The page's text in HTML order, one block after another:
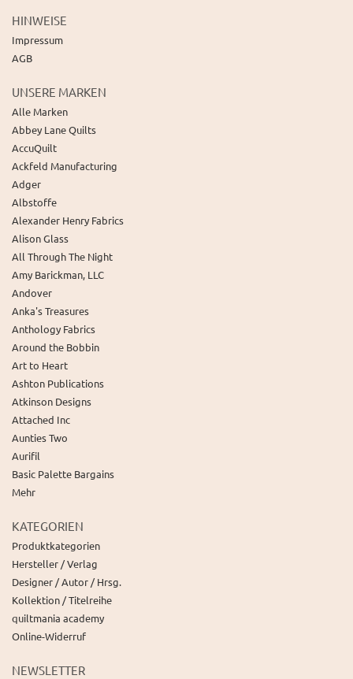
HINWEISE
Impressum
AGB
UNSERE MARKEN
Alle Marken
Abbey Lane Quilts
AccuQuilt
Ackfeld Manufacturing
Adger
Albstoffe
Alexander Henry Fabrics
Alison Glass
All Through The Night
Amy Barickman, LLC
Andover
Anka's Treasures
Anthology Fabrics
Around the Bobbin
Art to Heart
Ashton Publications
Atkinson Designs
Attached Inc
Aunties Two
Aurifil
Basic Palette Bargains
Mehr
KATEGORIEN
Produktkategorien
Hersteller / Verlag
Designer / Autor / Hrsg.
Kollektion / Titelreihe
quiltmania academy
Online-Widerruf
NEWSLETTER